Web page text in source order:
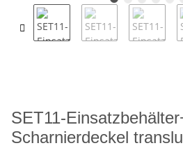
SET11-
Scharnierdeckel